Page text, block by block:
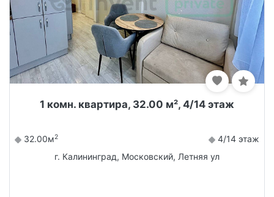
1 комн. квартира, 32.00 м², 4/14 этаж
32.00м2
4/14 этаж
г. Калининград, Московский, Летняя ул